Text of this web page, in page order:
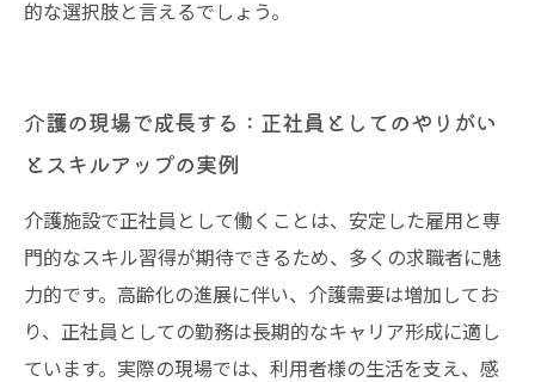
的な選択肢と言えるでしょう。
介護の現場で成長する：正社員としてのやりがい
とスキルアップの実例
介護施設で正社員として働くことは、安定した雇用と専
門的なスキル習得が期待できるため、多くの求職者に魅
力的です。高齢化の進展に伴い、介護需要は増加してお
り、正社員としての勤務は長期的なキャリア形成に適し
ています。実際の現場では、利用者様の生活を支え、感